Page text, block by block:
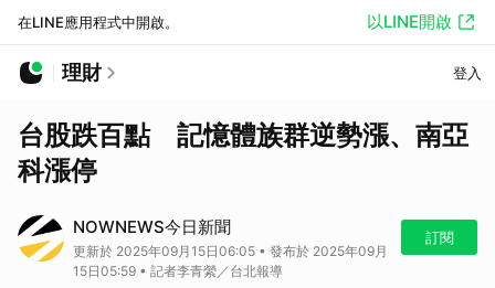
在LINE應用程式中開啟。 以LINE開啟
理財 登入
台股跌百點 記憶體族群逆勢漲、南亞
科漲停
NOWNEWS今日新聞
更新於 2025年09月15日06:05 • 發布於 2025年09月
15日05:59 • 記者李青縈／台北報導
訂閱